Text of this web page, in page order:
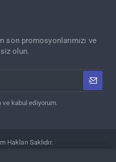
son promosyonlarımızı ve
olun.
ve kabul ediyorum.
Hakları Saklıdır.